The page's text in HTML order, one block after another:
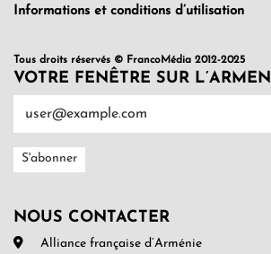
Informations et conditions d’utilisation
Tous droits réservés © FrancoMédia 2012-2025
VOTRE FENÊTRE SUR
NOUS CONTACTER
Alliance française d’Arménie